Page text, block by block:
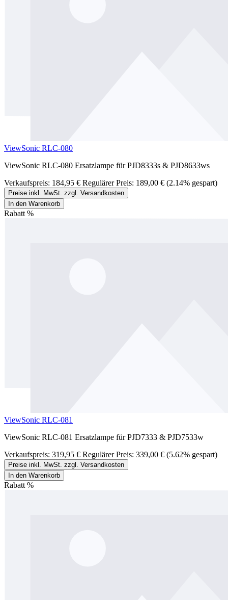
ViewSonic RLC-080
ViewSonic RLC-080 Ersatzlampe für PJD8333s & PJD8633ws
Verkaufspreis: 184,95 € Regulärer Preis: 189,00 € (2.14% gespart)
Preise inkl. MwSt. zzgl. Versandkosten
In den Warenkorb
Rabatt %
ViewSonic RLC-081
ViewSonic RLC-081 Ersatzlampe für PJD7333 & PJD7533w
Verkaufspreis: 319,95 € Regulärer Preis: 339,00 € (5.62% gespart)
Preise inkl. MwSt. zzgl. Versandkosten
In den Warenkorb
Rabatt %